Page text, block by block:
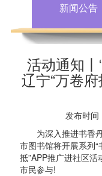
新闻公告
活动通知
辽宁“万卷
发布时
为深入推进书香丹
市图书馆将开展系列
抵”APP推广进社区
市民参与!